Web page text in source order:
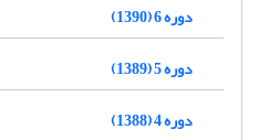
دوره 6 (1390)
دوره 5 (1389)
دوره 4 (1388)